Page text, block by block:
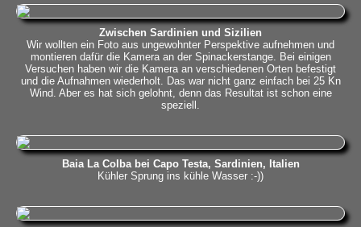
Zwischen Sardinien und Sizilien
Wir wollten ein Foto aus ungewohnter Perspektive aufnehmen und
montieren dafür die Kamera an der Spinackerstange. Bei einigen
Versuchen haben wir die Kamera an verschiedenen Orten befestigt
und die Aufnahmen wiederholt. Das war nicht ganz einfach bei 25 Kn
Wind. Aber es hat sich gelohnt, denn das Resultat ist schon eine
speziell.
Baia La Colba bei Capo Testa, Sardinien, Italien
Kühler Sprung ins kühle Wasser :-))